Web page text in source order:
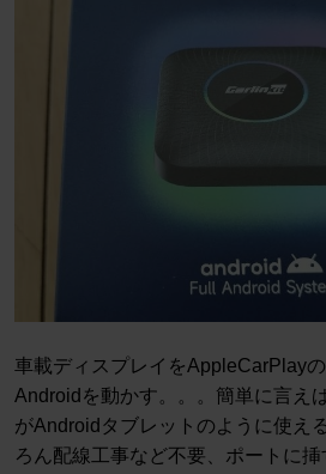
車載ディスプレイをAppleCarPlay
Androidを動かす。。。簡単に言え
がAndroidタブレットのように使え
ろん配線工事など不要、ポートに